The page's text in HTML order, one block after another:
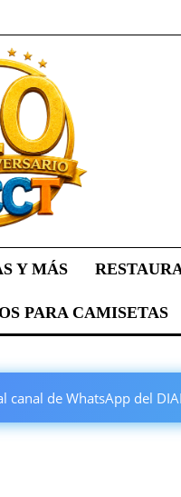
Y MÁS
PARA CAMISETAS
canal de WhatsApp del